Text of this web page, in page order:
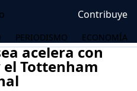
Contribuye
PERIODISMO ECONOMÍA
acelera con
Tottenham